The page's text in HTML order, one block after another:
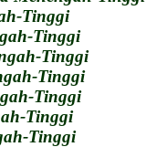
Tinggi
Tinggi
Tinggi
Tinggi
Tinggi
Tinggi
Tinggi